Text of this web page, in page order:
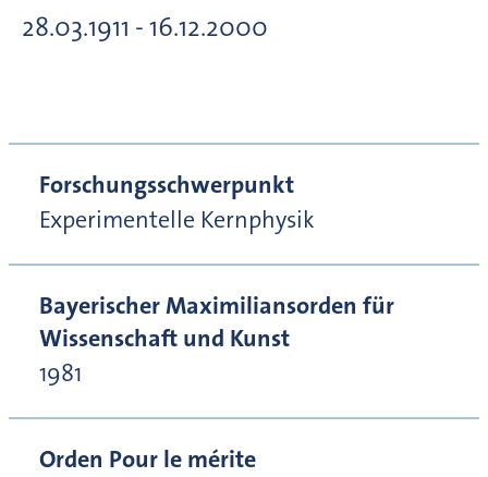
28.03.1911 - 16.12.2000
Forschungsschwerpunkt
Experimentelle Kernphysik
Bayerischer Maximiliansorden für
Wissenschaft und Kunst
1981
Orden Pour le mérite